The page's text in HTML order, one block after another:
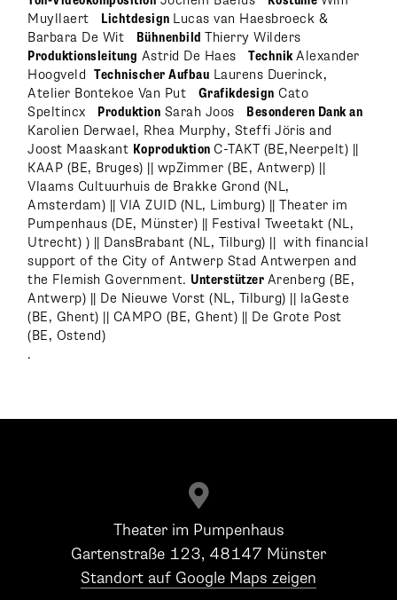
Muyllaert Lichtdesign Lucas van Haesbroeck &
Barbara De Wit BühnenbildThierry Wilders
Produktionsleitung Astrid De HaesTechnikAlexander
HoogveldTechnischer Aufbau Laurens Duerinck,
Atelier Bontekoe Van Put Grafikdesign Cato
Speltincx Produktion Sarah Joos Besonderen Dank an
Karolien Derwael, Rhea Murphy, Steffi Jöris and
Joost Maaskant KoproduktionC-TAKT (BE,Neerpelt) ||
KAAP (BE, Bruges) || wpZimmer (BE, Antwerp) ||
Vlaams Cultuurhuis de Brakke Grond (NL,
Amsterdam) || VIA ZUID (NL, Limburg) || Theater im
Pumpenhaus (DE, Münster) || Festival Tweetakt (NL,
Utrecht) ) || DansBrabant (NL, Tilburg) || with financial
support of the City of Antwerp Stad Antwerpen and
the Flemish Government. Unterstützer Arenberg (BE,
Antwerp) || De Nieuwe Vorst (NL, Tilburg) || laGeste
(BE, Ghent) || CAMPO (BE, Ghent) || De Grote Post
(BE, Ostend)
.

Theater im Pumpenhaus
Gartenstraße 123, 48147 Münster
Standort auf Google Maps zeigen